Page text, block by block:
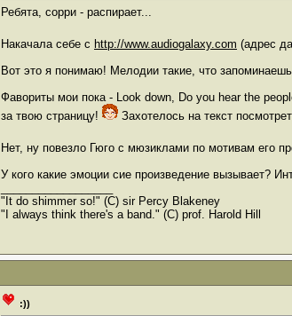
Ребята, сорри - распирает...
Накачала себе с http://www.audiogalaxy.com (адрес
Вот это я понимаю! Мелодии такие, что
Фавориты мои пока - Look down, Do you hear the
за твою страницу!
Захотелось на текст
Нет, ну повезло Гюго с мюзиклами по мотивам его
У кого какие эмоции сие произведение вызывает?
"It do shimmer so!" (С) sir Percy Blakeney
"I always think there's a band." (C) prof. Harold Hill
:))